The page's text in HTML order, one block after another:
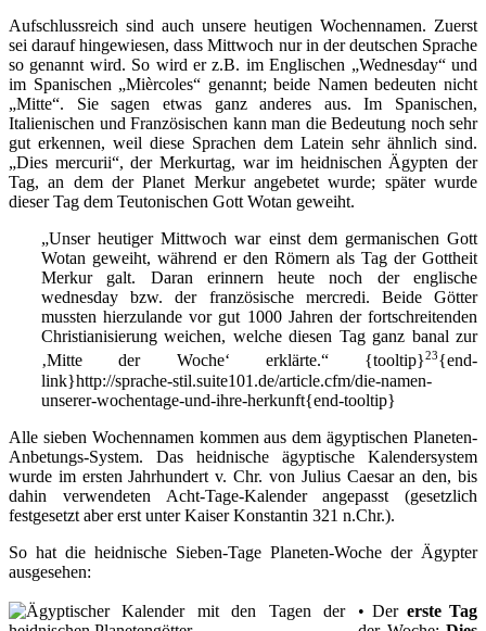
Aufschlussreich sind auch unsere heutigen Wochennamen. Zuerst
sei darauf hingewiesen, dass Mittwoch nur in der deutschen Sprache
so genannt wird. So wird er z.B. im Englischen „Wednesday“ und
im Spanischen „Mièrcoles“ genannt; beide Namen bedeuten nicht
„Mitte“. Sie sagen etwas ganz anderes aus. Im Spanischen,
Italienischen und Französischen kann man die Bedeutung noch sehr
gut erkennen, weil diese Sprachen dem Latein sehr ähnlich sind.
„Dies mercurii“, der Merkurtag, war im heidnischen Ägypten der
Tag, an dem der Planet Merkur angebetet wurde; später wurde
dieser Tag dem Teutonischen Gott Wotan geweiht.
„Unser heutiger Mittwoch war einst dem germanischen Gott
Wotan geweiht, während er den Römern als Tag der Gottheit
Merkur galt. Daran erinnern heute noch der englische
wednesday bzw. der französische mercredi. Beide Götter
mussten hierzulande vor gut 1000 Jahren der fortschreitenden
Christianisierung weichen, welche diesen Tag ganz banal zur
‚Mitte der Woche‘ erklärte.“
{tooltip}23{end-
link}http://sprache-stil.suite101.de/article.cfm/die-namen-
unserer-wochentage-und-ihre-herkunft{end-tooltip}
Alle sieben Wochennamen kommen aus dem ägyptischen Planeten-
Anbetungs-System. Das heidnische ägyptische Kalendersystem
wurde im ersten Jahrhundert v. Chr. von Julius Caesar an den, bis
dahin verwendeten Acht-Tage-Kalender angepasst (gesetzlich
festgesetzt aber erst unter Kaiser Konstantin 321 n.Chr.).
So hat die heidnische Sieben-Tage Planeten-Woche der Ägypter
ausgesehen:
• Dererste Tag